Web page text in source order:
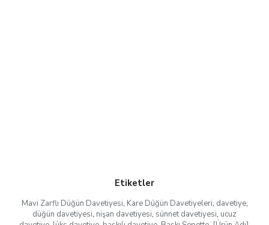
Etiketler
Mavi Zarflı Düğün Davetiyesi, Kare Düğün Davetiyeleri, davetiye,
düğün davetiyesi, nişan davetiyesi, sünnet davetiyesi, ucuz